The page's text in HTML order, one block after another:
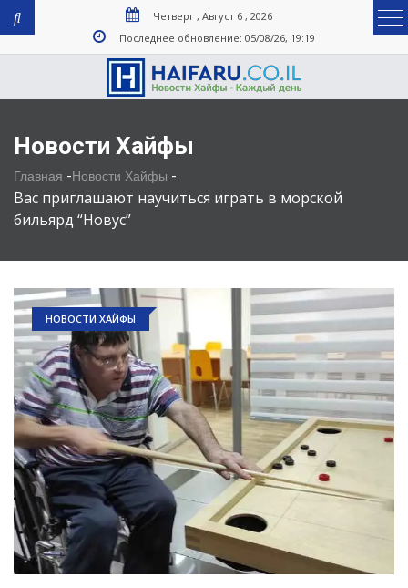
Четверг , Август 6 , 2026
Последнее обновление: 05/08/26, 19:19
Новости Хайфы
Главная -Новости Хайфы -
Вас приглашают научиться играть в морской
бильярд “Новус”
НОВОСТИ ХАЙФЫ